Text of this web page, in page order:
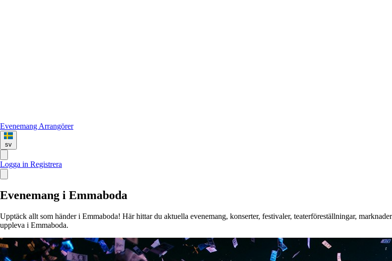
Evenemang Arrangörer
sv
Logga in Registrera
Evenemang i Emmaboda
Upptäck allt som händer i Emmaboda! Här hittar du aktuella evenemang, konserter, festivaler, teaterföreställningar,
uppleva i Emmaboda.